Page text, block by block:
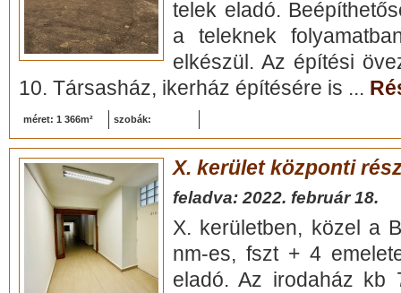
telek eladó.
a teleknek
elkészül. Az építési
10. Társasház, ikerház építésére is ...
méret: 1 366m² szobák:
X. kerület központi
feladva: 2022. február 18.
X. kerületben, közel a
nm-es, fszt + 4
eladó. Az irodaház kb